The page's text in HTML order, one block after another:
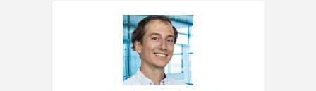
Echocardiography, Stress Echocardiograp...